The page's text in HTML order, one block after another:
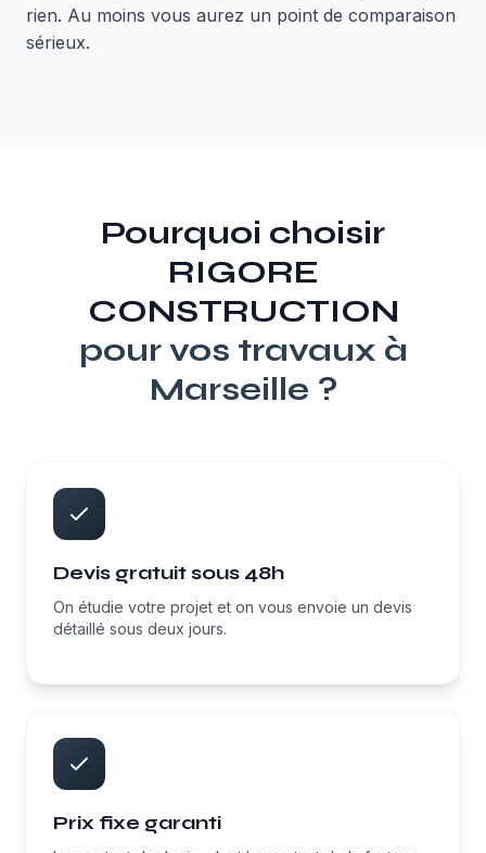
rien. Au moins vous aurez un point de comparaison
sérieux.
Pourquoi choisir
RIGORE
CONSTRUCTION
pour vos travaux à
Marseille ?
Devis gratuit sous 48h
On étudie votre projet et on vous envoie un devis
détaillé sous deux jours.
Prix fixe garanti